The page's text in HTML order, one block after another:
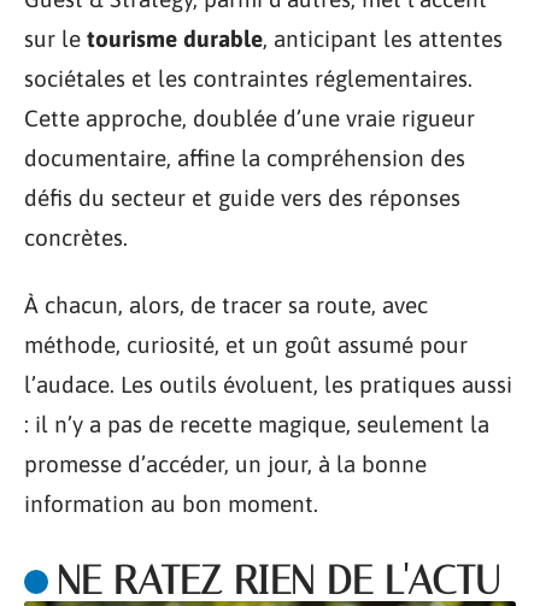
sur le tourisme durable, anticipant les attentes
sociétales et les contraintes réglementaires.
Cette approche, doublée d’une vraie rigueur
documentaire, affine la compréhension des
défis du secteur et guide vers des réponses
concrètes.
À chacun, alors, de tracer sa route, avec
méthode, curiosité, et un goût assumé pour
l’audace. Les outils évoluent, les pratiques aussi
: il n’y a pas de recette magique, seulement la
promesse d’accéder, un jour, à la bonne
information au bon moment.
NE RATEZ RIEN DE L'ACTU